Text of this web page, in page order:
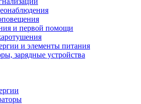
и первой помощи
и элементы питания
зарядные устройства